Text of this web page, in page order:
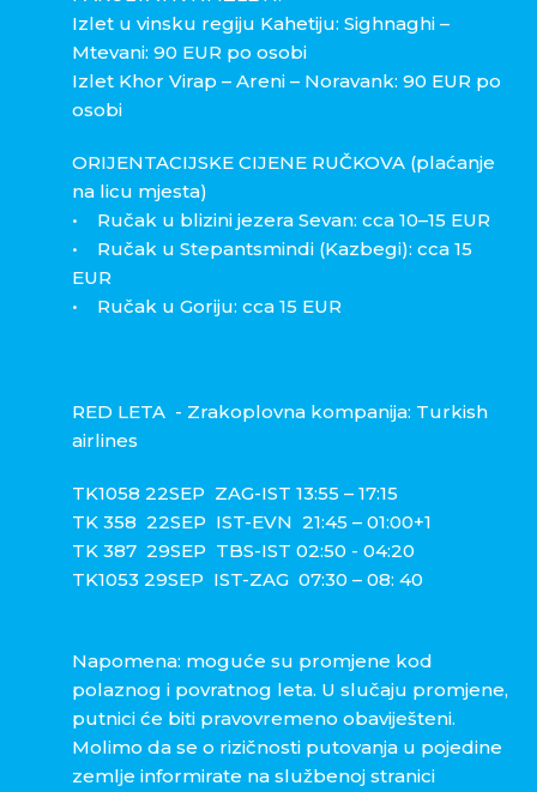
Izlet u vinsku regiju Kahetiju: Sighnaghi –
Mtevani: 90 EUR po osobi
Izlet Khor Virap – Areni – Noravank: 90 EUR po
osobi
ORIJENTACIJSKE CIJENE RUČKOVA (plaćanje
na licu mjesta)
• Ručak u blizini jezera Sevan: cca 10–15 EUR
• Ručak u Stepantsmindi (Kazbegi): cca 15
EUR
• Ručak u Goriju: cca 15 EUR
RED LETA - Zrakoplovna kompanija: Turkish
airlines
TK1058 22SEP ZAG-IST 13:55 – 17:15
TK 358 22SEP IST-EVN 21:45 – 01:00+1
TK 387 29SEP TBS-IST 02:50 - 04:20
TK1053 29SEP IST-ZAG 07:30 – 08: 40
Napomena: moguće su promjene kod
polaznog i povratnog leta. U slučaju promjene,
putnici će biti pravovremeno obaviješteni.
Molimo da se o rizičnosti putovanja u pojedine
zemlje informirate na službenoj stranici